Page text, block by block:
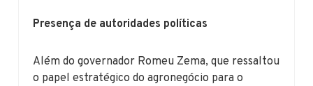
Presença de autoridades políticas
Além do governador Romeu Zema, que ressaltou
o papel estratégico do agronegócio para o